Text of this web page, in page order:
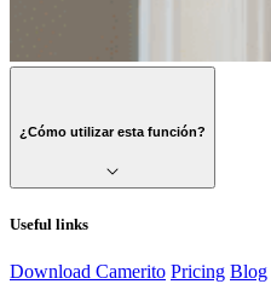
¿Cómo utilizar esta función?
Useful links
Download Camerito Pricing Blog